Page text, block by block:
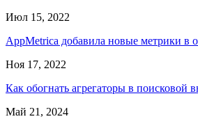
Июл 15, 2022
AppMetrica добавила новые метрики в
Ноя 17, 2022
Как обогнать агрегаторы в поисковой
Май 21, 2024